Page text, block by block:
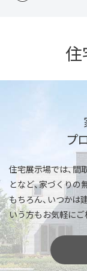
プ
住宅展示場では、間
となど、家づくりの
もちろん、いつかは
いう方もお気軽にご